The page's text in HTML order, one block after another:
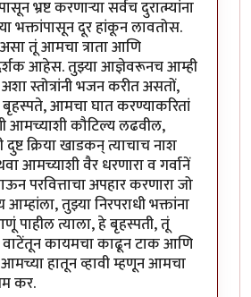
भ्रष्ट करणार्‍या सर्वच दुरात्म्यांना
भक्तांपासून दूर हांकून लावतोस.
असा तूं आमचा त्राता आणि
आहेस. तुझ्या आज्ञेवरूनच आम्ही
स्तोत्रांनी भजन करीत असतों,
आमचा घात करण्याकरितां
आमच्याशी कौटिल्य लढवील,
दुष्ट क्रिया खाडकन् त्याचाच नाश
आमच्याशी वैर धरणारा व गर्वानें
परवित्ताचा अपहार करणारा जो
आम्हांला, तुझ्या निरपराधी भक्तांना
पाहील त्याला, हे बृहस्पती, तूं
कायमचा काढून टाक आणि
हातून व्हावी म्हणून आमचा
कर.